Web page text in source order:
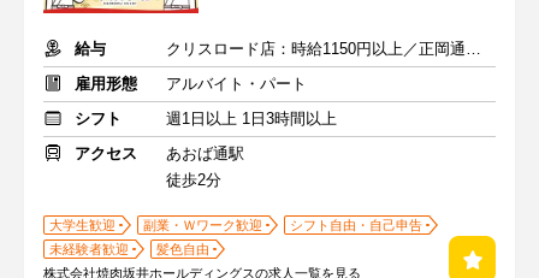
給与
クリスロード店：時給1150円以上／正岡通店：時給1050円以上
雇用形態
アルバイト・パート
シフト
週1日以上 1日3時間以上
アクセス
あおば通駅
徒歩2分
大学生歓迎 副業・Ｗワーク歓迎
シフト自由・自己申告
未経験者歓迎
髪色自由
株式会社焼肉坂井ホールディングスの求人一覧を見る